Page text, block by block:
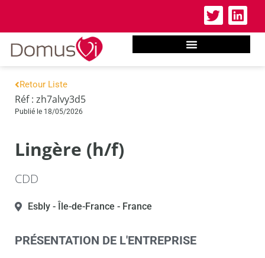
Retour Liste
Réf : zh7alvy3d5
Publié le 18/05/2026
Lingère (h/f)
CDD
Esbly - Île-de-France - France
PRÉSENTATION DE L'ENTREPRISE